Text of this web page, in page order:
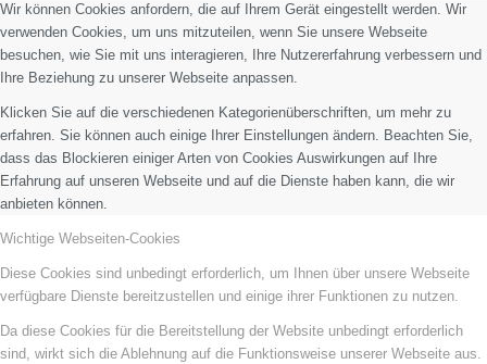
Wir können Cookies anfordern, die auf Ihrem Gerät eingestellt werden. Wir
verwenden Cookies, um uns mitzuteilen, wenn Sie unsere Webseite
besuchen, wie Sie mit uns interagieren, Ihre Nutzererfahrung verbessern und
Ihre Beziehung zu unserer Webseite anpassen.
Klicken Sie auf die verschiedenen Kategorienüberschriften, um mehr zu
erfahren. Sie können auch einige Ihrer Einstellungen ändern. Beachten Sie,
dass das Blockieren einiger Arten von Cookies Auswirkungen auf Ihre
Erfahrung auf unseren Webseite und auf die Dienste haben kann, die wir
anbieten können.
Wichtige Webseiten-Cookies
Diese Cookies sind unbedingt erforderlich, um Ihnen über unsere Webseite
verfügbare Dienste bereitzustellen und einige ihrer Funktionen zu nutzen.
Da diese Cookies für die Bereitstellung der Website unbedingt erforderlich
sind, wirkt sich die Ablehnung auf die Funktionsweise unserer Webseite aus.